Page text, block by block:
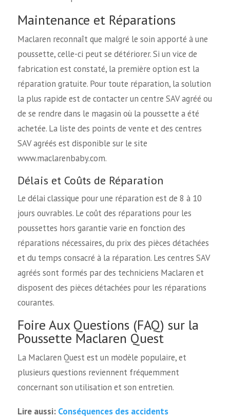
Maintenance et Réparations
Maclaren reconnaît que malgré le soin apporté à une
poussette, celle-ci peut se détériorer. Si un vice de
fabrication est constaté, la première option est la
réparation gratuite. Pour toute réparation, la solution
la plus rapide est de contacter un centre SAV agréé ou
de se rendre dans le magasin où la poussette a été
achetée. La liste des points de vente et des centres
SAV agréés est disponible sur le site
www.maclarenbaby.com.
Délais et Coûts de Réparation
Le délai classique pour une réparation est de 8 à 10
jours ouvrables. Le coût des réparations pour les
poussettes hors garantie varie en fonction des
réparations nécessaires, du prix des pièces détachées
et du temps consacré à la réparation. Les centres SAV
agréés sont formés par des techniciens Maclaren et
disposent des pièces détachées pour les réparations
courantes.
Foire Aux Questions (FAQ) sur la
Poussette Maclaren Quest
La Maclaren Quest est un modèle populaire, et
plusieurs questions reviennent fréquemment
concernant son utilisation et son entretien.
Lire aussi: Conséquences des accidents